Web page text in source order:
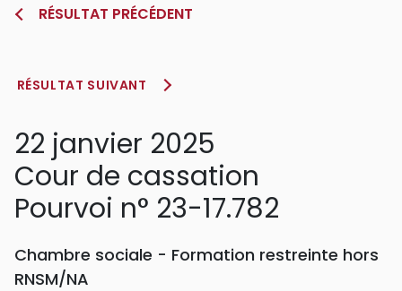
RÉSULTAT PRÉCÉDENT
RÉSULTAT SUIVANT
22 janvier 2025
Cour de cassation
Pourvoi n° 23-17.782
Chambre sociale - Formation restreinte hors
RNSM/NA